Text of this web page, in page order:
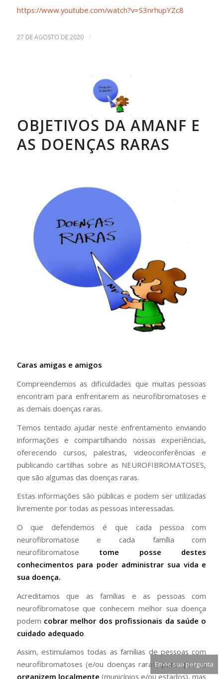
Envie sua pergunta
https://www.youtube.com/watch?v=S3nrhupYZc8
27 DE AGOSTO DE 2020 /
OBJETIVOS DA AMANF E
AS DOENÇAS RARAS
Caras amigas e amigos
Compreendemos as dificuldades que muitas pessoas
encontram para enfrentarem as neurofibromatoses e
as demais doenças raras.
Temos tentado ajudar neste enfrentamento enviando
informações e compartilhando nossas experiências,
oferecendo cursos, palestras, videoconferências e
publicando cartilhas sobre as NEUROFIBROMATOSES,
que são algumas das doenças raras.
Estas informações são públicas e podem ser utilizadas
livremente por todas as pessoas interessadas.
O que defendemos é que cada pessoa com
neurofibromatose e cada família com
neurofibromatose tome posse destes
conhecimentos para poder administrar sua vida e
sua doença.
Acreditamos que as famílias e as pessoas com
neurofibromatose que conhecem melhor sua doença
podem cobrar melhor dos profissionais da saúde o
cuidado adequado.
Assim, estimulamos todas as famílias de pessoas com
neurofibromatoses (e/ou doenças raras)para que se
organizem localmente (municípios e/ou estados), mas